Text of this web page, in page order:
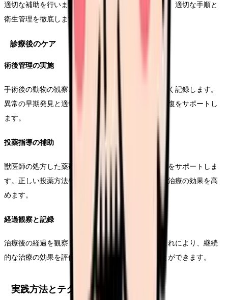
適切な補助を行います。正確な検査結果を得るため、適切な手順と
衛生管理を徹底します。
診療後のケア
術後管理の実施
手術後の動物の観察と管理を行い、回復状態を細かく記録します。
異常の早期発見と適切な対応により、スムーズな回復をサポートし
ます。
投薬指導の補助
獣医師の処方した薬剤について、飼い主様への説明をサポートしま
す。正しい投薬方法や注意点を分かりやすく伝え、治療の効果を高
めます。
経過観察と記録
治療後の経過を観察し、詳細な記録を残します。これにより、継続
的な治療の効果を評価し、次回の診療に活かすことができます。
実践方法とテクニック